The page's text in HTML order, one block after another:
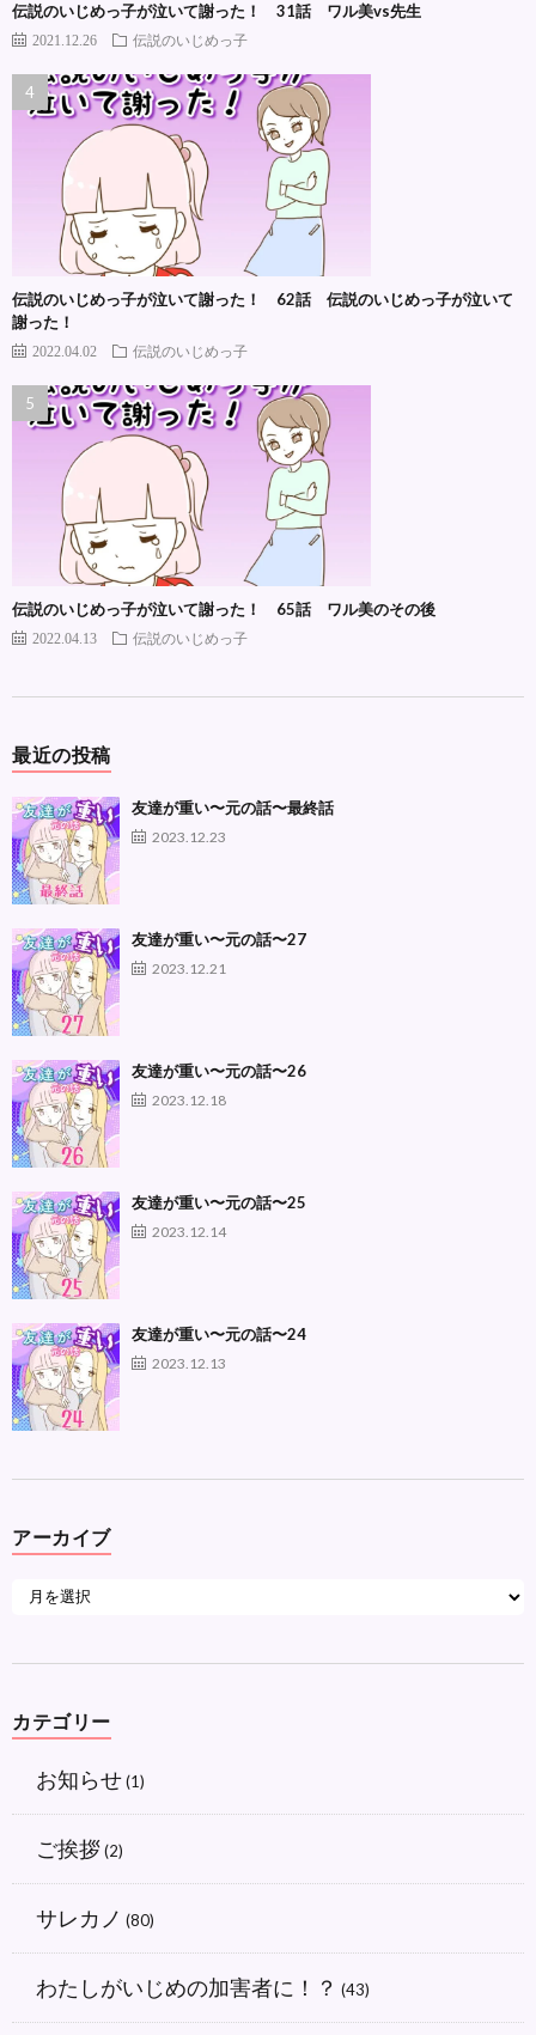
伝説のいじめっ子が泣いて謝った！ 31話 ワル美vs先生
2021.12.26 伝説のいじめっ子
伝説のいじめっ子が泣いて謝った！ 62話 伝説のいじめっ子が泣いて
謝った！
2022.04.02 伝説のいじめっ子
伝説のいじめっ子が泣いて謝った！ 65話 ワル美のその後
2022.04.13 伝説のいじめっ子
最近の投稿
友達が重い〜元の話〜最終話
2023.12.23
友達が重い〜元の話〜27
2023.12.21
友達が重い〜元の話〜26
2023.12.18
友達が重い〜元の話〜25
2023.12.14
友達が重い〜元の話〜24
2023.12.13
アーカイブ
カテゴリー
お知らせ(1)
ご挨拶(2)
サレカノ (80)
わたしがいじめの加害者に！？ (43)